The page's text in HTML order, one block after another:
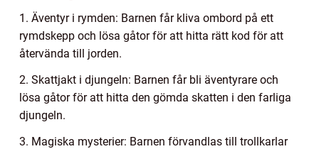
1. Äventyr i rymden: Barnen får kliva ombord på ett
rymdskepp och lösa gåtor för att hitta rätt kod för att
återvända till jorden.
2. Skattjakt i djungeln: Barnen får bli äventyrare och
lösa gåtor för att hitta den gömda skatten i den farliga
djungeln.
3. Magiska mysterier: Barnen förvandlas till trollkarlar